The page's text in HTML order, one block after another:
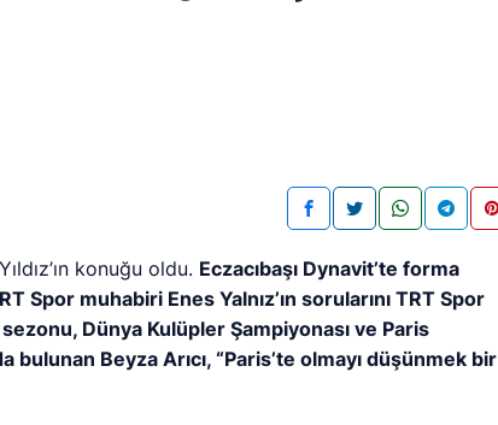
konuğu oldu. Eczacıbaşı Dynavit’te forma
Spor muhabiri Enes Yalnız’ın sorularını TRT Spor
sezonu, Dünya Kulüpler Şampiyonası ve Paris
Beyza Arıcı, “Paris’te olmayı düşünmek bir